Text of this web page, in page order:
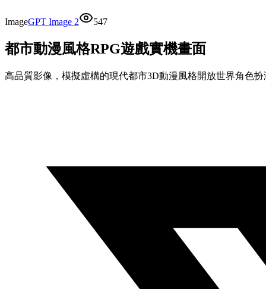
ImageGPT Image 2 547
都市動漫風格RPG遊戲實機畫面
高品質影像，模擬虛構的現代都市3D動漫風格開放世界角色